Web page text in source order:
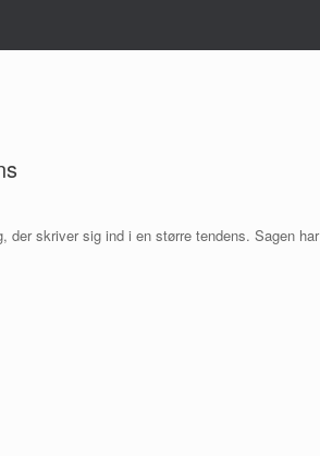
der skriver sig ind i en større tendens. Sagen har